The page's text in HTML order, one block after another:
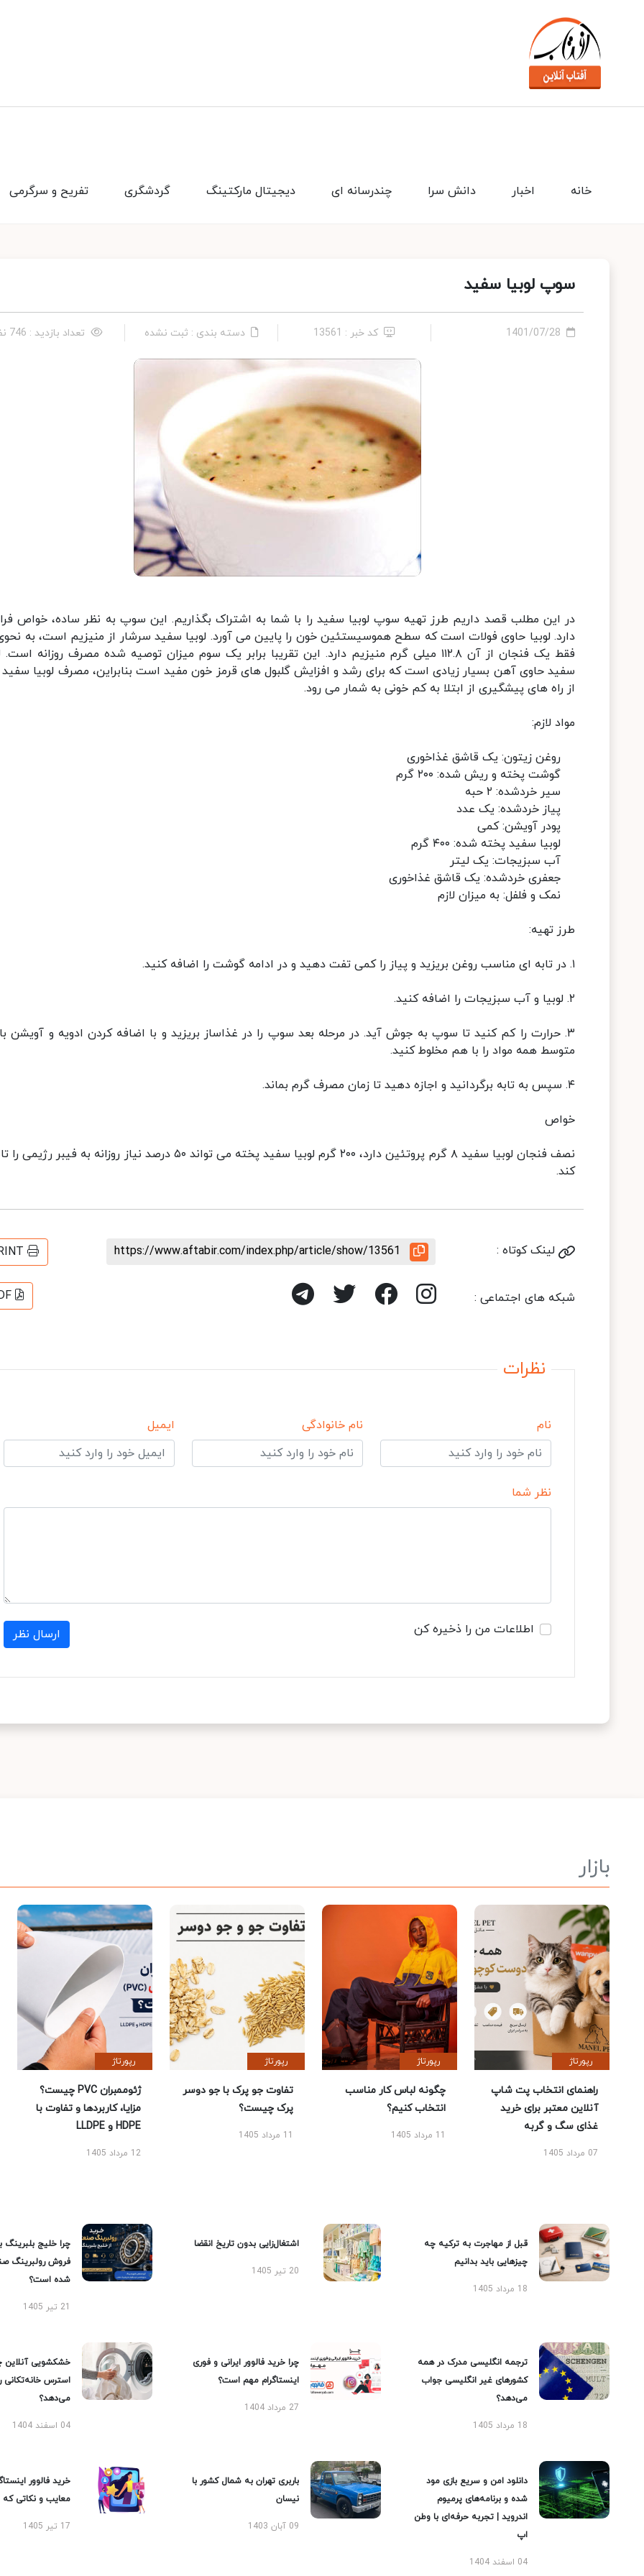
تفریح و سرگرمی گردشگری دیجیتال مارکتینگ چندرسانه ای دانش سرا اخبار خانه
سوپ لوبیا سفید
1401/07/28 کد خبر : 13561 دسته بندی : ثبت نشده تعداد بازدید : 746 نفر
در این مطلب قصد داریم طرز تهیه سوپ لوبیا سفید را با شما به اشتراک بگذاریم. این سوپ به نظر ساده، خواص
دارد. لوبیا حاوی فولات است که سطح هموسیستئین خون را پایین می آورد. لوبیا سفید سرشار از منیزیم است، به
فقط یک فنجان از آن ۱۱۲.۸ میلی گرم منیزیم دارد. این تقریبا برابر یک سوم میزان توصیه شده مصرف روزانه است.
سفید حاوی آهن بسیار زیادی است که برای رشد و افزایش گلبول های قرمز خون مفید است بنابراین، مصرف لوبیا
از راه های پیشگیری از ابتلا به کم خونی به شمار می رود.
مواد لازم:
روغن زیتون: یک قاشق غذاخوری
گوشت پخته و ریش شده: ۲۰۰ گرم
سیر خردشده: ۲ حبه
پیاز خردشده: یک عدد
پودر آویشن: کمی
لوبیا سفید پخته شده: ۴۰۰ گرم
آب سبزیجات: یک لیتر
جعفری خردشده: یک قاشق غذاخوری
نمک و فلفل: به میزان لازم
طرز تهیه:
۱. در تابه ای مناسب روغن بریزید و پیاز را کمی تفت دهید و در ادامه گوشت را اضافه کنید.
۲. لوبیا و آب سبزیجات را اضافه کنید.
۳. حرارت را کم کنید تا سوپ به جوش آید. در مرحله بعد سوپ را در غذاساز بریزید و با اضافه کردن ادویه و آویشن
متوسط همه مواد را با هم مخلوط کنید.
۴. سپس به تابه برگردانید و اجازه دهید تا زمان مصرف گرم بماند.
خواص
نصف فنجان لوبیا سفید ۸ گرم پروتئین دارد، ۲۰۰ گرم لوبیا سفید پخته می تواند ۵۰ درصد نیاز روزانه به فیبر
کند.
لینک کوتاه : https://www.aftabir.com/index.php/article/show/13561
شبکه های اجتماعی :
نظرات
نام نام خانوادگی ایمیل
نظر شما
اطلاعات من را ذخیره کن ارسال نظر
بازار
رپورتاژ
راهنمای انتخاب پت شاپ
آنلاین معتبر برای خرید
غذای سگ و گربه
07 مرداد 1405
رپورتاژ
چگونه لباس کار مناسب
انتخاب کنیم؟
11 مرداد 1405
رپورتاژ
تفاوت جو پرک با جو دوسر
پرک چیست؟
11 مرداد 1405
رپورتاژ
ژئوممبران PVC چیست؟
مزایا، کاربردها و تفاوت با
HDPE و LLDPE
12 مرداد 1405
قبل از مهاجرت به ترکیه چه
چیزهایی باید بدانیم
18 مرداد 1405
اشتغال‌زایی بدون تاریخ انقضا
20 تیر 1405
چرا خلیج بلبرینگ
فروش رولبرینگ
شده است؟
21 تیر 1405
ترجمه انگلیسی مدرک در همه
کشورهای غیر انگلیسی جواب
می‌دهد؟
18 مرداد 1405
چرا خرید فالوور ایرانی و فوری
اینستاگرام مهم است؟
27 مرداد 1404
خشکشویی آنلاین
استرس خانه‌تکانی
می‌دهد؟
04 اسفند 1404
دانلود امن و سریع بازی مود
شده و برنامه‌های پرمیوم
اندروید | تجربه حرفه‌ای با وطن
اپ
04 اسفند 1404
باربری تهران به شمال کشور با
نیسان
09 آبان 1403
خرید فالوور
معایب و نکاتی که
17 تیر 1405